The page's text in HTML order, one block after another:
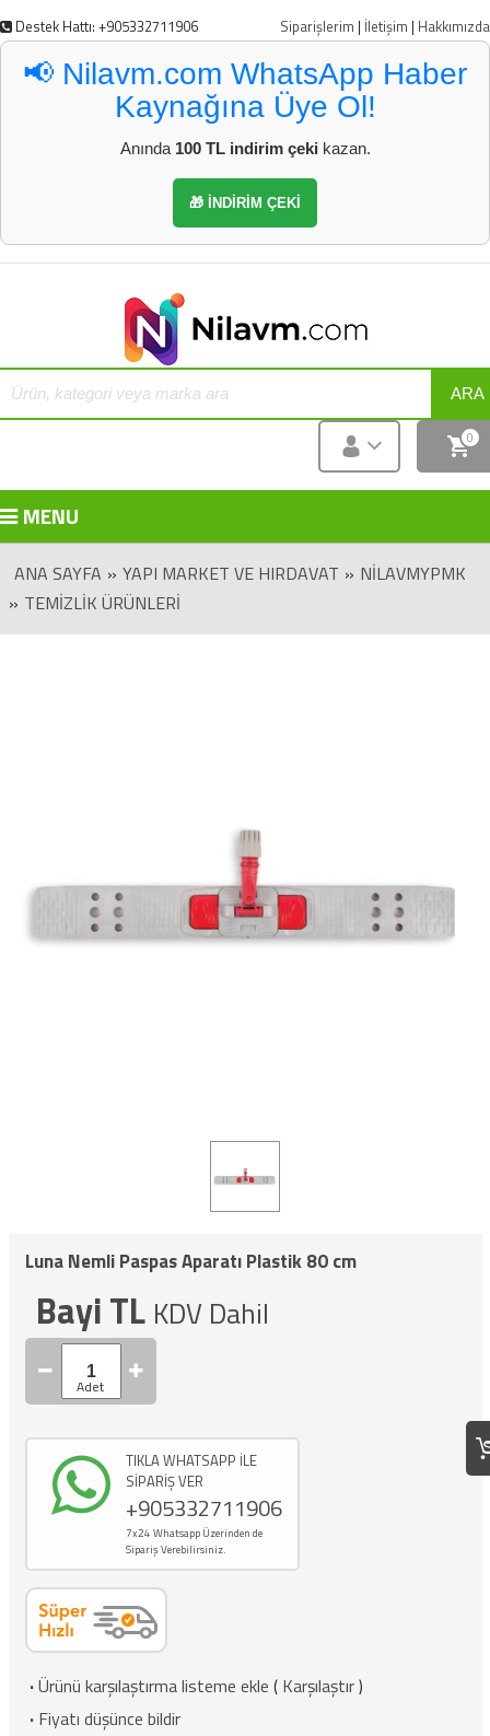
Destek Hattı: +905332711906 Siparişlerim | İletişim | Hakkımızda
📢 Nilavm.com WhatsApp Haber
Kaynağına Üye Ol!
Anında 100 TL indirim çeki kazan.
🎁 İNDİRİM ÇEKİ
ARA
0
MENU
ANA SAYFA » YAPI MARKET VE HIRDAVAT » NILAVMYPMK
» TEMIZLIK ÜRÜNLERI
Luna Nemli Paspas Aparatı Plastik 80 cm
Bayi TL KDV Dahil
TIKLA WHATSAPP İLE
SİPARİŞ VER
+905332711906
7x24 Whatsapp Üzerinden de
Sipariş Verebilirsiniz.
·Ürünü karşılaştırma listeme ekle ( Karşılaştır)
· Fiyatı düşünce bildir